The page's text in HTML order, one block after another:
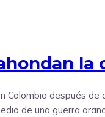
Colombia después
de una guerra